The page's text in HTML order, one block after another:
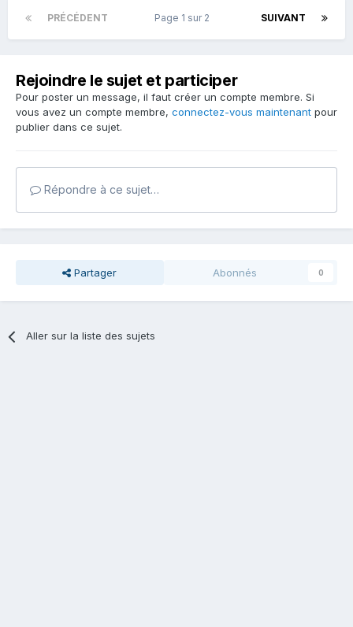
PRÉCÉDENT SUIVANT
Page 1 sur 2
Rejoindre le sujet et participer
Pour poster un message, il faut créer un compte membre. Si
vous avez un compte membre, connectez-vous maintenant pour
publier dans ce sujet.
Répondre à ce sujet…
Partager Abonnés 0
Aller sur la liste des sujets